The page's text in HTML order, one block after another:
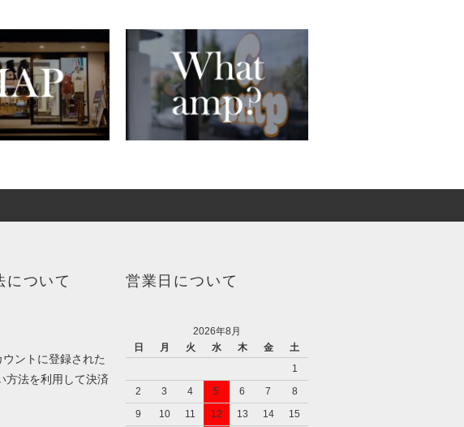
について
ントに登録された
方法を利用して決済
営業日について
2026年8月
日
月 火 水 木 金
土
1
2
3 4 5 6 7
8
9
10 11 12 13 14
15